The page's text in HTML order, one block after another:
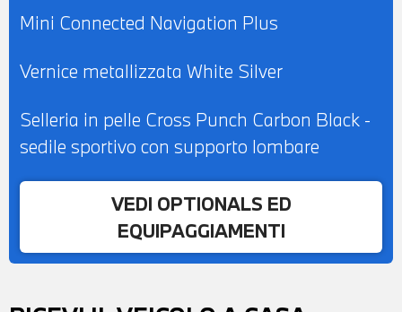
Mini Connected Navigation Plus
Vernice metallizzata White Silver
Selleria in pelle Cross Punch Carbon Black -
sedile sportivo con supporto lombare
VEDI OPTIONALS ED
EQUIPAGGIAMENTI